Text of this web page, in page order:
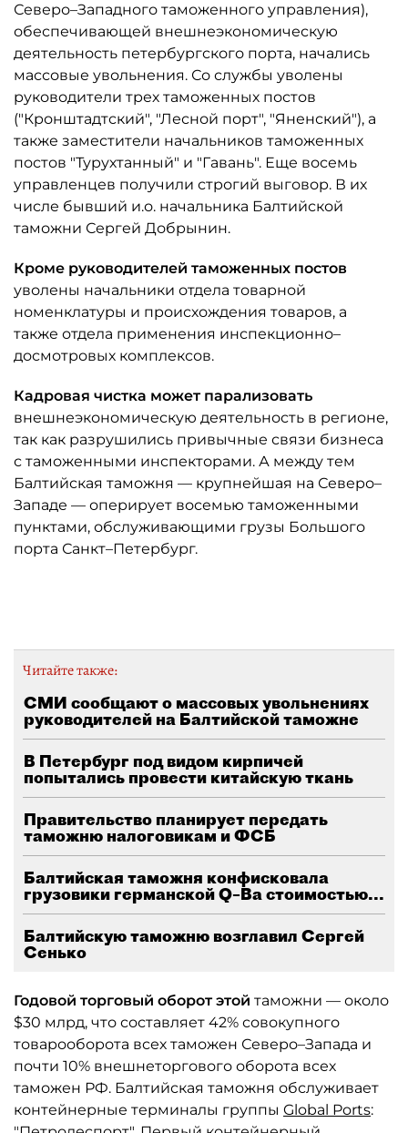
Северо–Западного таможенного управления),
обеспечивающей внешнеэкономическую
деятельность петербургского порта, начались
массовые увольнения. Со службы уволены
руководители трех таможенных постов
("Кронштадтский", "Лесной порт", "Яненский"), а
также заместители начальников таможенных
постов "Турухтанный" и "Гавань". Еще восемь
управленцев получили строгий выговор. В их
числе бывший и.о. начальника Балтийской
таможни Сергей Добрынин.
Кроме руководителей таможенных постов
уволены начальники отдела товарной
номенклатуры и происхождения товаров, а
также отдела применения инспекционно–
досмотровых комплексов.
Кадровая чистка может парализовать
внешнеэкономическую деятельность в регионе,
так как разрушились привычные связи бизнеса
с таможенными инспекторами. А между тем
Балтийская таможня — крупнейшая на Северо–
Западе — оперирует восемью таможенными
пунктами, обслуживающими грузы Большого
порта Санкт–Петербург.
Читайте также:
СМИ сообщают о массовых увольнениях
руководителей на Балтийской таможне
В Петербург под видом кирпичей
попытались провести китайскую ткань
Правительство планирует передать
таможню налоговикам и ФСБ
Балтийская таможня конфисковала
грузовики германской Q–Ba стоимостью...
Балтийскую таможню возглавил Сергей
Сенько
Годовой торговый оборот этой таможни — около
$30 млрд, что составляет 42% совокупного
товарооборота всех таможен Северо–Запада и
почти 10% внешнеторгового оборота всех
таможен РФ. Балтийская таможня обслуживает
контейнерные терминалы группы Global Ports: